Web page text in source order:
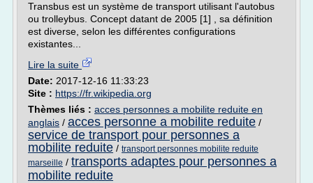
Transbus est un système de transport utilisant l'autobus
ou trolleybus. Concept datant de 2005 [1] , sa définition
est diverse, selon les différentes configurations
existantes...
Lire la suite
Date: 2017-12-16 11:33:23
Site : https://fr.wikipedia.org
Thèmes liés : acces personnes a mobilite reduite en
anglais / acces personne a mobilite reduite /
service de transport pour personnes a
mobilite reduite / transport personnes mobilite reduite
marseille / transports adaptes pour personnes a
mobilite reduite